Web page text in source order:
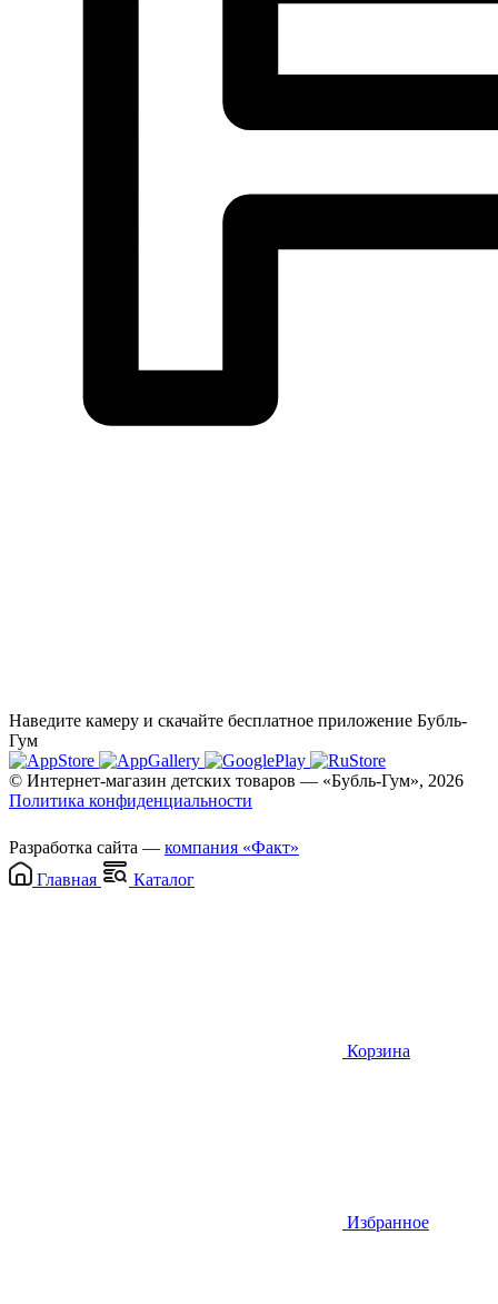
Наведите камеру и скачайте бесплатное приложение Бубль-
Гум
© Интернет-магазин детских товаров — «Бубль-Гум», 2026
Политика конфиденциальности
Разработка сайта — компания «Факт»
Главная
Каталог
Корзина
Избранное